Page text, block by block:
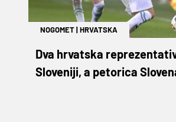
NOGOMET|HRVATSKA
Dva hrvatska
Sloveniji, a petorica